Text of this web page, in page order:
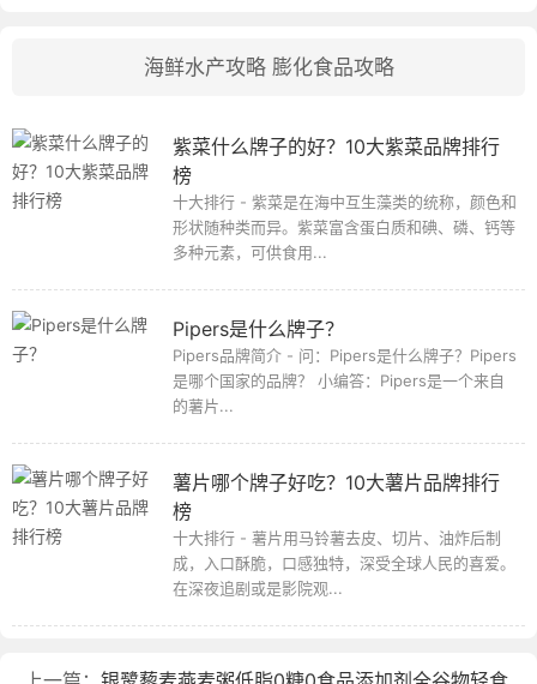
海鲜水产攻略 膨化食品攻略
紫菜什么牌子的好？10大紫菜品牌排行
榜
十大排行 - 紫菜是在海中互生藻类的统称，颜色和
形状随种类而异。紫菜富含蛋白质和碘、磷、钙等
多种元素，可供食用...
Pipers是什么牌子？
Pipers品牌简介 - 问：Pipers是什么牌子？Pipers
是哪个国家的品牌？ 小编答：Pipers是一个来自
的薯片...
薯片哪个牌子好吃？10大薯片品牌排行
榜
十大排行 - 薯片用马铃薯去皮、切片、油炸后制
成，入口酥脆，口感独特，深受全球人民的喜爱。
在深夜追剧或是影院观...